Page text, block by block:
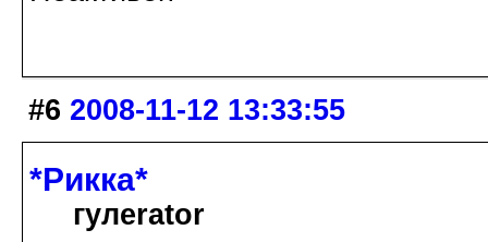
#6 2008-11-12 13:33:55
*Рикка*
гулеrator